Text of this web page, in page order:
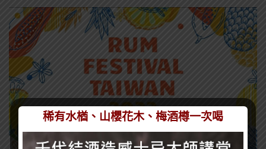
稀有水楢、山櫻花木、梅酒樽一次喝